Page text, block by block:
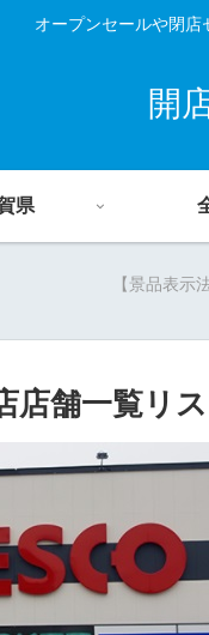
オープンセールや閉
開
県
【景品表示
舗一覧リス